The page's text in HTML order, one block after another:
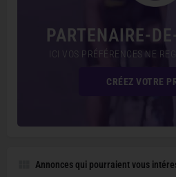
PARTENAIRE-
ICI VOS PRÉFÉRENCES NE
CRÉEZ VOTRE
Annonces qui pourraient vous